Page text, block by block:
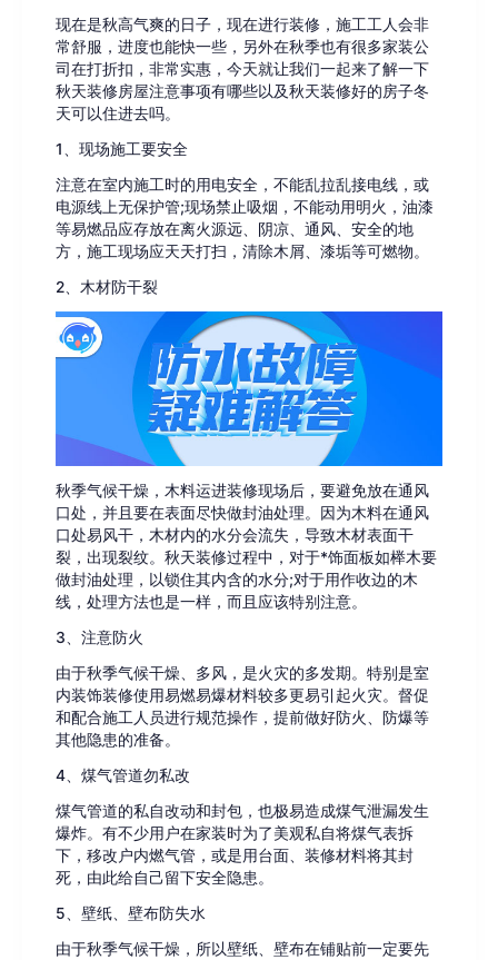
现在是秋高气爽的日子，现在进行装修，施工工人会非
常舒服，进度也能快一些，另外在秋季也有很多家装公
司在打折扣，非常实惠，今天就让我们一起来了解一下
秋天装修房屋注意事项有哪些以及秋天装修好的房子冬
天可以住进去吗。
1、现场施工要安全
注意在室内施工时的用电安全，不能乱拉乱接电线，或
电源线上无保护管;现场禁止吸烟，不能动用明火，油漆
等易燃品应存放在离火源远、阴凉、通风、安全的地
方，施工现场应天天打扫，清除木屑、漆垢等可燃物。
2、木材防干裂
秋季气候干燥，木料运进装修现场后，要避免放在通风
口处，并且要在表面尽快做封油处理。因为木料在通风
口处易风干，木材内的水分会流失，导致木材表面干
裂，出现裂纹。秋天装修过程中，对于*饰面板如榉木要
做封油处理，以锁住其内含的水分;对于用作收边的木
线，处理方法也是一样，而且应该特别注意。
3、注意防火
由于秋季气候干燥、多风，是火灾的多发期。特别是室
内装饰装修使用易燃易爆材料较多更易引起火灾。督促
和配合施工人员进行规范操作，提前做好防火、防爆等
其他隐患的准备。
4、煤气管道勿私改
煤气管道的私自改动和封包，也极易造成煤气泄漏发生
爆炸。有不少用户在家装时为了美观私自将煤气表拆
下，移改户内燃气管，或是用台面、装修材料将其封
死，由此给自己留下安全隐患。
5、壁纸、壁布防失水
由于秋季气候干燥，所以壁纸、壁布在铺贴前一定要先